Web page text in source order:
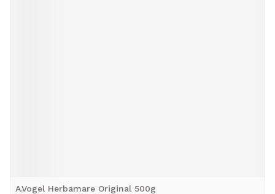
A.Vogel Herbamare Original 500g